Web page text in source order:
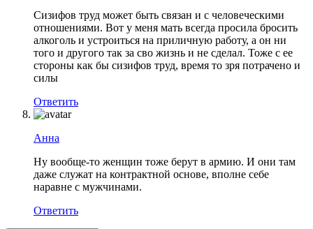
Сизифов труд может быть связан и с человеческими
отношениями. Вот у меня мать всегда просила бросить
алкоголь и устроиться на приличную работу, а он ни
того и другого так за сво жизнь и не сделал. Тоже с ее
стороны как бы сизифов труд, время то зря потрачено и
силы
Ответить
Анна
Ну вообще-то женщин тоже берут в армию. И они там
даже служат на контрактной основе, вполне себе
наравне с мужчинами.
Ответить